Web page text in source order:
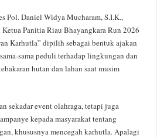
Pol. Daniel Widya Mucharam, S.I.K.,
Panitia Riau Bhayangkara Run 2026
Karhutla” dipilih sebagai bentuk ajakan
sama peduli terhadap lingkungan dan
hutan dan lahan saat musim
sekadar event olahraga, tetapi juga
kepada masyarakat tentang
khususnya mencegah karhutla. Apalagi